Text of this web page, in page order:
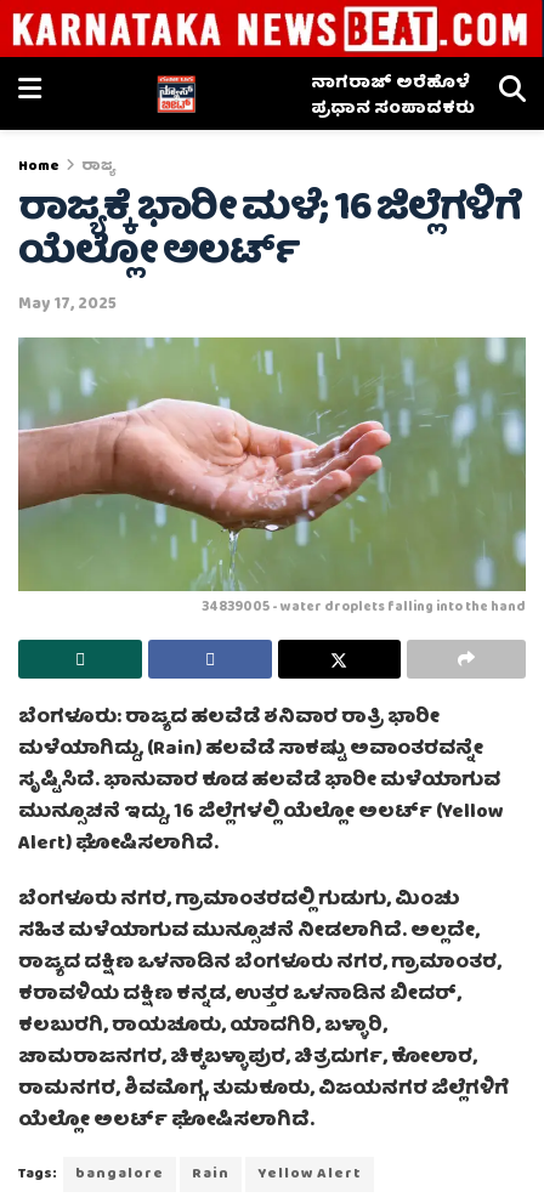
ನಾಗರಾಜ್ ಅರೆಹೊಳೆ
ಪ್ರಧಾನ ಸಂಪಾದಕರು
Home ರಾಜ್ಯ
ರಾಜ್ಯಕ್ಕೆ ಭಾರೀ ಮಳೆ; 16 ಜಿಲ್ಲೆಗಳಿಗೆ
ಯೆಲ್ಲೋ ಅಲರ್ಟ್
May 17, 2025
34839005 - water droplets falling into the hand
ಬೆಂಗಳೂರು: ರಾಜ್ಯದ ಹಲವೆಡೆ ಶನಿವಾರ ರಾತ್ರಿ ಭಾರೀ
ಮಳೆಯಾಗಿದ್ದು, (Rain) ಹಲವೆಡೆ ಸಾಕಷ್ಟು ಅವಾಂತರವನ್ನೇ
ಸೃಷ್ಟಿಸಿದೆ. ಭಾನುವಾರ ಕೂಡ ಹಲವೆಡೆ ಭಾರೀ ಮಳೆಯಾಗುವ
ಮುನ್ಸೂಚನೆ ಇದ್ದು, 16 ಜಿಲ್ಲೆಗಳಲ್ಲಿ ಯೆಲ್ಲೋ ಅಲರ್ಟ್‌ (Yellow
Alert) ಘೋಷಿಸಲಾಗಿದೆ.
ಬೆಂಗಳೂರು ನಗರ, ಗ್ರಾಮಾಂತರದಲ್ಲಿ ಗುಡುಗು, ಮಿಂಚು
ಸಹಿತ ಮಳೆಯಾಗುವ ಮುನ್ಸೂಚನೆ ನೀಡಲಾಗಿದೆ. ಅಲ್ಲದೇ,
ರಾಜ್ಯದ ದಕ್ಷಿಣ ಒಳನಾಡಿನ ಬೆಂಗಳೂರು ನಗರ, ಗ್ರಾಮಾಂತರ,
ಕರಾವಳಿಯ ದಕ್ಷಿಣ ಕನ್ನಡ, ಉತ್ತರ ಒಳನಾಡಿನ ಬೀದರ್,
ಕಲಬುರಗಿ, ರಾಯಚೂರು, ಯಾದಗಿರಿ, ಬಳ್ಳಾರಿ,
ಚಾಮರಾಜನಗರ, ಚಿಕ್ಕಬಳ್ಳಾಪುರ, ಚಿತ್ರದುರ್ಗ, ಕೋಲಾರ,
ರಾಮನಗರ, ಶಿವಮೊಗ್ಗ, ತುಮಕೂರು, ವಿಜಯನಗರ ಜಿಲ್ಲೆಗಳಿಗೆ
ಯೆಲ್ಲೋ ಅಲರ್ಟ್ ಘೋಷಿಸಲಾಗಿದೆ.
Tags: bangalore Rain Yellow Alert